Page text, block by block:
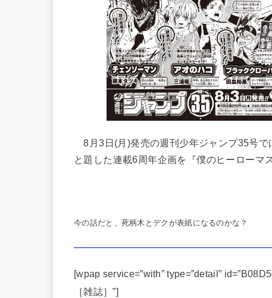
8月3日(月)発売の週刊少年ジャンプ35号で
と題した連載6周年企画を『僕のヒーローマ
今の話だと、死柄木とデクが表紙になるのかな？
[wpap service=”with” type=”detail”
［雑誌］”]